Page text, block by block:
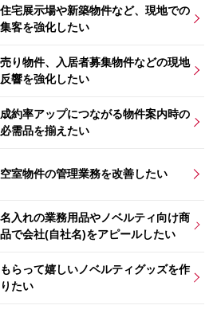
住宅展示場や新築物件など、現地での
集客を強化したい
売り物件、入居者募集物件などの現地
反響を強化したい
成約率アップにつながる物件案内時の
必需品を揃えたい
空室物件の管理業務を改善したい
名入れの業務用品やノベルティ向け商
品で会社(自社名)をアピールしたい
もらって嬉しいノベルティグッズを作
りたい